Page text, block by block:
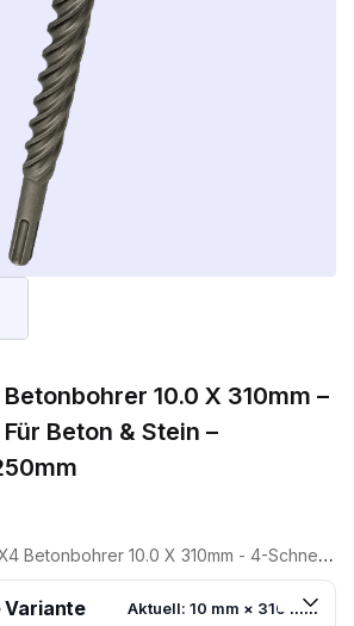
10.0 X 310mm –
Beton & Stein –
10.0 X 310mm - 4-Schneider - Für Beton & Stein - Arbeitslänge 250mm
Variante Aktuell: 10 mm × 310 mm